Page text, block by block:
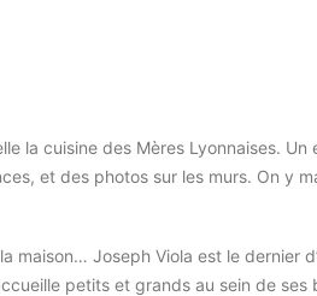
la cuisine des Mères Lyonnaises.
et des photos sur les murs. On y
maison… Joseph Viola est le dernier
petits et grands au sein de